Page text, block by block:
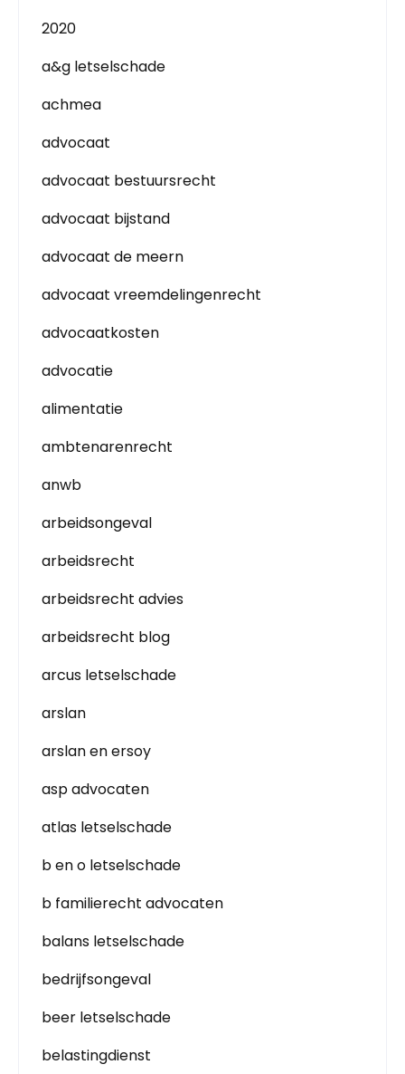
2020
a&g letselschade
achmea
advocaat
advocaat bestuursrecht
advocaat bijstand
advocaat de meern
advocaat vreemdelingenrecht
advocaatkosten
advocatie
alimentatie
ambtenarenrecht
anwb
arbeidsongeval
arbeidsrecht
arbeidsrecht advies
arbeidsrecht blog
arcus letselschade
arslan
arslan en ersoy
asp advocaten
atlas letselschade
b en o letselschade
b familierecht advocaten
balans letselschade
bedrijfsongeval
beer letselschade
belastingdienst